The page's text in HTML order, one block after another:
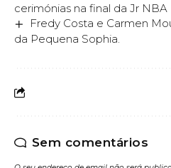
cerimónias na final da Jr
Fredy Costa e Carmen
da Pequena Sophia.
Sem comentários